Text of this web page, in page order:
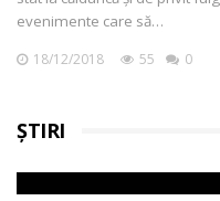
evenimente care să…
18/12/2018 55 0
ȘTIRI